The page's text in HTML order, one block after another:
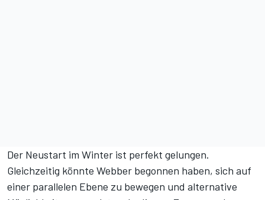
Der Neustart im Winter ist perfekt gelungen.
Gleichzeitig könnte Webber begonnen haben, sich auf
einer parallelen Ebene zu bewegen und alternative